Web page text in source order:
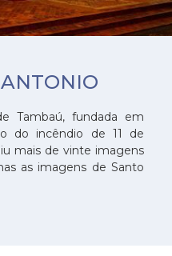
Tambaú, fundada em
do incêndio de 11 de
mais de vinte imagens
as imagens de Santo